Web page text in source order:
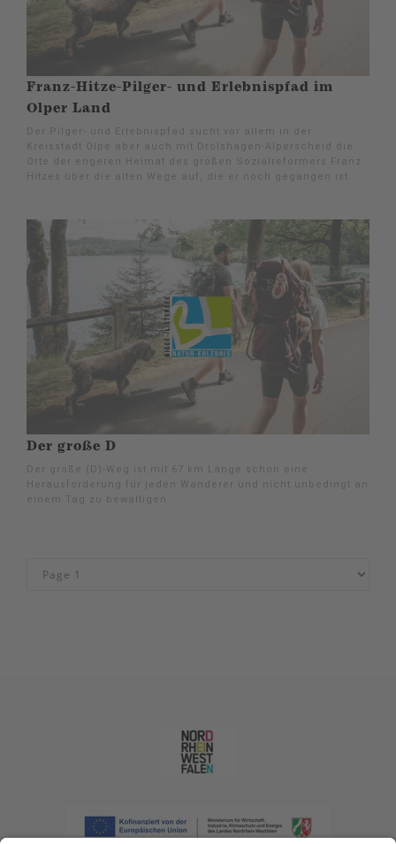
Franz-Hitze-Pilger- und Erlebnispfad im
Olper Land
Der Pilger- und Erlebnispfad sucht vor allem in der
Kreisstadt Olpe aber auch mit Drolshagen-Alperscheid die
Orte der engeren Heimat des großen Sozialreformers Franz
Hitzes über die alten Wege auf, die er noch gegangen ist.
Der große D
Der große (D)-Weg ist mit 67 km Länge schon eine
Herausforderung für jeden Wanderer und nicht unbedingt an
einem Tag zu bewältigen.